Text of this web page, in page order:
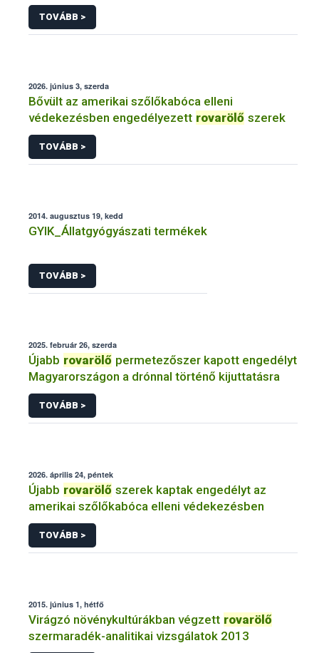
TOVÁBB >
2026. június 3, szerda
Bővült az amerikai szőlőkabóca elleni
védekezésben engedélyezett rovarölő szerek
TOVÁBB >
2014. augusztus 19, kedd
GYIK_Állatgyógyászati termékek
TOVÁBB >
2025. február 26, szerda
Újabb rovarölő permetezőszer kapott engedélyt
Magyarországon a drónnal történő kijuttatásra
TOVÁBB >
2026. április 24, péntek
Újabb rovarölő szerek kaptak engedélyt az
amerikai szőlőkabóca elleni védekezésben
TOVÁBB >
2015. június 1, hétfő
Virágzó növénykultúrákban végzett rovarölő
szermaradék-analitikai vizsgálatok 2013